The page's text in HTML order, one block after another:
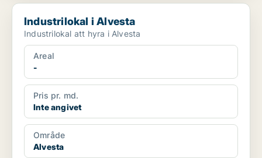
Industrilokal i Alvesta
Industrilokal i Alvesta
Industrilokal att hyra i Alvesta
Areal
-
Pris pr. md.
Inte angivet
Område
Alvesta